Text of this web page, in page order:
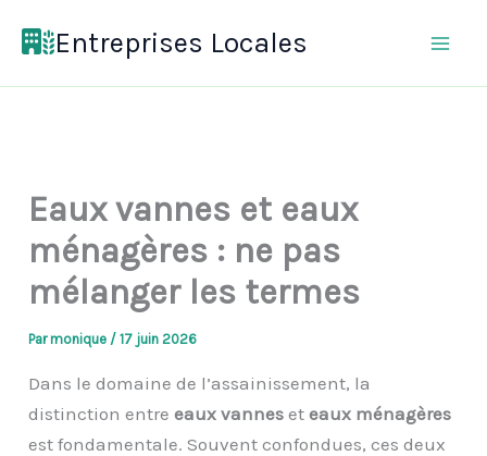
Entreprises Locales
Eaux vannes et eaux
ménagères : ne pas
mélanger les termes
Parmonique /17 juin 2026
Dans le domaine de l’assainissement, la
distinction entreeaux vannes eteaux ménagères
est fondamentale. Souvent confondues, ces deux